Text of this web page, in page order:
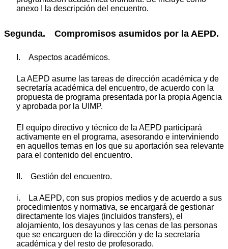
anexo I la descripción del encuentro.
Segunda. Compromisos asumidos por la AEPD.
I. Aspectos académicos.
La AEPD asume las tareas de dirección académica y de
secretaría académica del encuentro, de acuerdo con la
propuesta de programa presentada por la propia Agencia
y aprobada por la UIMP.
El equipo directivo y técnico de la AEPD participará
activamente en el programa, asesorando e interviniendo
en aquellos temas en los que su aportación sea relevante
para el contenido del encuentro.
II. Gestión del encuentro.
i. La AEPD, con sus propios medios y de acuerdo a sus
procedimientos y normativa, se encargará de gestionar
directamente los viajes (incluidos transfers), el
alojamiento, los desayunos y las cenas de las personas
que se encarguen de la dirección y de la secretaría
académica y del resto de profesorado.